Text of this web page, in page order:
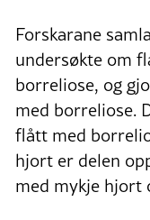
Forskarane
undersøkte om
borreliose, og
med borreliose.
flått med
hjort er delen
med mykje hjort